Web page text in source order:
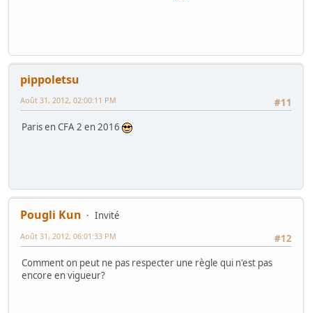
pippoletsu
#11
Août 31, 2012, 02:00:11 PM
Paris en CFA 2 en 2016
Pougli Kun
Invité
#12
Août 31, 2012, 06:01:33 PM
Comment on peut ne pas respecter une règle qui n'est pas
encore en vigueur?